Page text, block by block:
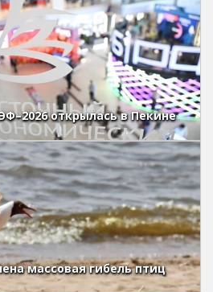
открылась в Пекине
массовая гибель птиц